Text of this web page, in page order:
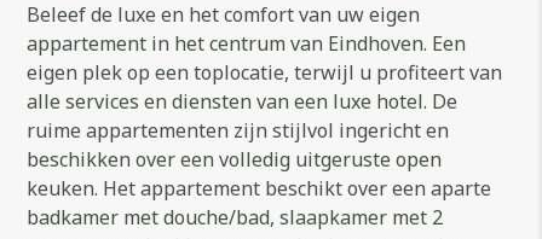
Beleef de luxe en het comfort van uw eigen
appartement in het centrum van Eindhoven. Een
eigen plek op een toplocatie, terwijl u profiteert van
alle services en diensten van een luxe hotel. De
ruime appartementen zijn stijlvol ingericht en
beschikken over een volledig uitgeruste open
keuken. Het appartement beschikt over een aparte
badkamer met douche/bad, slaapkamer met 2